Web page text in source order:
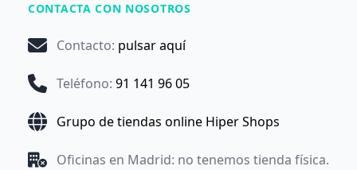
CONTACTA CON NOSOTROS
Contacto: pulsar aquí
Teléfono: 91 141 96 05
Grupo de tiendas online Hiper Shops
Oficinas en Madrid: no tenemos tienda física.